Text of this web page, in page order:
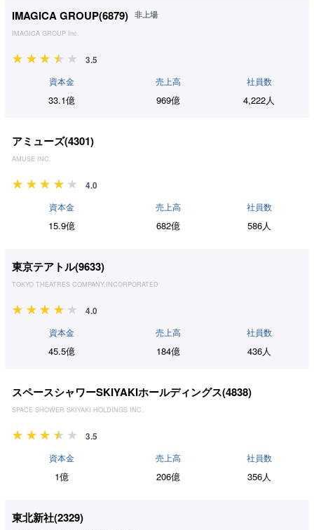
IMAGICA GROUP(6879) 非上場
IMAGICA GROUP Inc.
3.5
資本金
33.1億
売上高
969億
社員数
4,222人
アミューズ(4301)
AMUSE INC.
4.0
資本金
15.9億
売上高
682億
社員数
586人
東京テアトル(9633)
TOKYO THEATRES COMPANY,INCORPORATED
4.0
資本金
45.5億
売上高
184億
社員数
436人
スペースシャワーSKIYAKIホールディングス(4838)
SPACE SHOWER SKIYAKI HOLDINGS INC.
3.5
資本金
1億
売上高
206億
社員数
356人
東北新社(2329)